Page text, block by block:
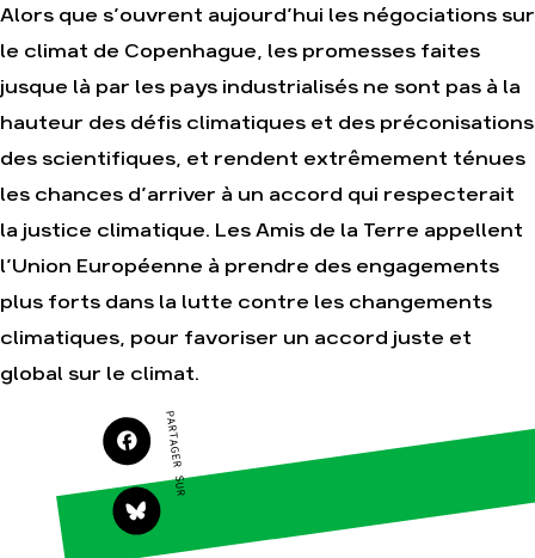
Agir
terrain
Agir au quotidien
Soutenir les
Transmettre tout ou
partie de son
patrimoine
Télécharger
gratuitement les
guides éco-citoyens
Nos
thématiques
Climat – Énergie
Surproduction
Agriculture
Finance
Multinationales
Forêts
Actualités
Espace presse
locaux
Alors que s’ouvrent aujourd’hui les négociations sur
le climat de Copenhague, les promesses faites
jusque là par les pays industrialisés ne sont pas à la
hauteur des défis climatiques et des préconisations
des scientifiques, et rendent extrêmement ténues
les chances d’arriver à un accord qui respecterait
la justice climatique. Les Amis de la Terre appellent
l’Union Européenne à prendre des engagements
plus forts dans la lutte contre les changements
climatiques, pour favoriser un accord juste et
global sur le climat.
PARTAGER SUR